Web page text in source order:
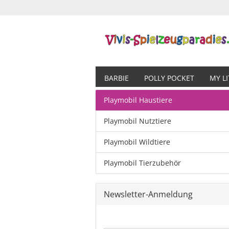
BARBIE POLLY POCKET MY
Playmobil Haustiere
Playmobil Nutztiere
Playmobil Wildtiere
Playmobil Tierzubehör
Newsletter-Anmeldung